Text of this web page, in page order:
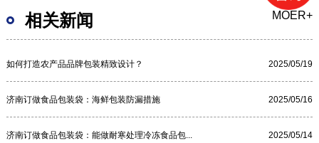
相关新闻 MOER+
如何打造农产品品牌包装精致设计？ 2025/05/19
济南订做食品包装袋：海鲜包装防漏措施 2025/05/16
济南订做食品包装袋：能做耐寒处理冷冻食品包... 2025/05/14